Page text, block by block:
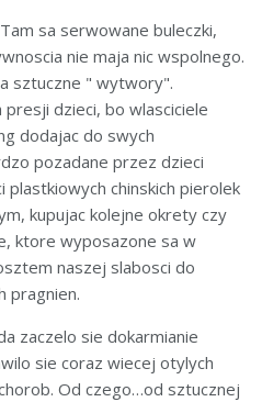
sa serwowane buleczki,
nie maja nic wspolnego.
sztuczne " wytwory".
dzieci, bo wlasciciele
dodajac do swych
pozadane przez dzieci
chinskich pierolek
kupujac kolejne okrety czy
ktore wyposazone sa w
naszej slabosci do
pragnien.
zaczelo sie dokarmianie
sie coraz wiecej otylych
Od czego…od sztucznej